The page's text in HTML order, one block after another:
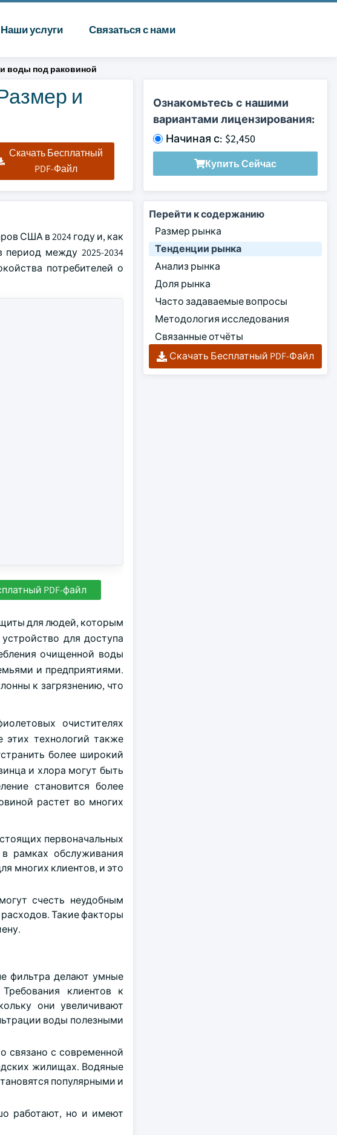
Наши услуги Связаться с нами
воды под раковиной
и
Скачать Бесплатный
PDF-Файл
Ознакомьтесь с нашими
вариантами лицензирования:
Начиная с: $2,450
Купить Сейчас
США в 2024 году и, как
период между 2025-2034
потребителей о
PDF-файл
для людей, которым
для доступа
очищенной воды
и предприятиями.
к загрязнению, что
очистителях
технологий также
более широкий
и хлора могут быть
становится более
растет во многих
первоначальных
рамках обслуживания
многих клиентов, и это
счесть неудобным
Такие факторы
фильтра делают умные
клиентов к
они увеличивают
воды полезными
связано с современной
жилищах. Водяные
популярными и
работают, но и имеют
Перейти к содержанию
Размер рынка
Тенденции рынка
Анализ рынка
Доля рынка
Часто задаваемые вопросы
Методология исследования
Связанные отчёты
Скачать Бесплатный PDF-Файл